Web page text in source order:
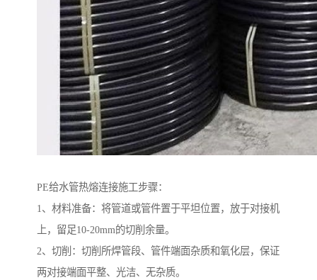
PE给水管热熔连接施工步骤：
1、材料准备：将管道或管件置于平坦位置，放于对接机
上，留足10-20mm的切削余量。
2、切削：切削所焊管段、管件端面杂质和氧化层，保证
两对接端面平整、光洁、无杂质。